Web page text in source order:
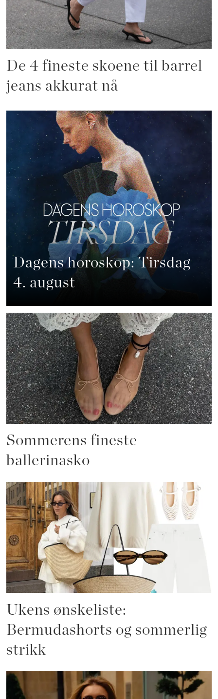
De 4 fineste skoene til barrel
jeans akkurat nå
Dagens horoskop: Tirsdag
4. august
Sommerens fineste
ballerinasko
Ukens ønskeliste:
Bermudashorts og sommerlig
strikk